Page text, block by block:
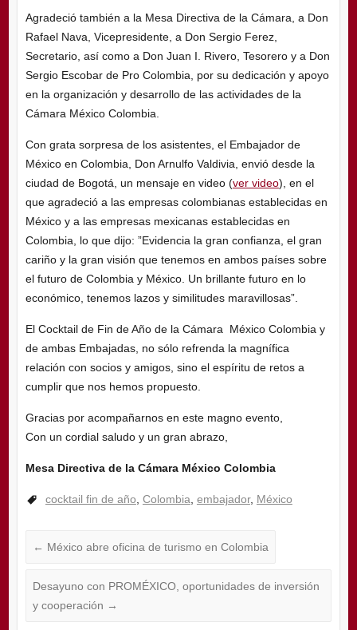
Agradeció también a la Mesa Directiva de la Cámara, a Don
Rafael Nava, Vicepresidente, a Don Sergio Ferez,
Secretario, así como a Don Juan I. Rivero, Tesorero y a Don
Sergio Escobar de Pro Colombia, por su dedicación y apoyo
en la organización y desarrollo de las actividades de la
Cámara México Colombia.
Con grata sorpresa de los asistentes, el Embajador de
México en Colombia, Don Arnulfo Valdivia, envió desde la
ciudad de Bogotá, un mensaje en video (ver video), en el
que agradeció a las empresas colombianas establecidas en
México y a las empresas mexicanas establecidas en
Colombia, lo que dijo: ”Evidencia la gran confianza, el gran
cariño y la gran visión que tenemos en ambos países sobre
el futuro de Colombia y México. Un brillante futuro en lo
económico, tenemos lazos y similitudes maravillosas”.
El Cocktail de Fin de Año de la Cámara México Colombia y
de ambas Embajadas, no sólo refrenda la magnífica
relación con socios y amigos, sino el espíritu de retos a
cumplir que nos hemos propuesto.
Gracias por acompañarnos en este magno evento,
Con un cordial saludo y un gran abrazo,
Mesa Directiva de la Cámara México Colombia
cocktail fin de año Colombia embajador, México
← México abre oficina de turismo en Colombia
Desayuno con PROMÉXICO, oportunidades de inversión
y cooperación →